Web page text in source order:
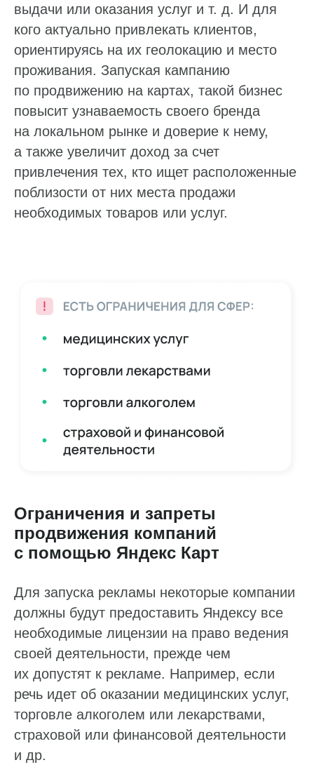
выдачи или оказания услуг и т. д. И для
кого актуально привлекать клиентов,
ориентируясь на их геолокацию и место
проживания. Запуская кампанию
по продвижению на картах, такой бизнес
повысит узнаваемость своего бренда
на локальном рынке и доверие к нему,
а также увеличит доход за счет
привлечения тех, кто ищет расположенные
поблизости от них места продажи
необходимых товаров или услуг.
Ограничения и запреты
продвижения компаний
с помощью Яндекс Карт
Для запуска рекламы некоторые компании
должны будут предоставить Яндексу все
необходимые лицензии на право ведения
своей деятельности, прежде чем
их допустят к рекламе. Например, если
речь идет об оказании медицинских услуг,
торговле алкоголем или лекарствами,
страховой или финансовой деятельности
и др.